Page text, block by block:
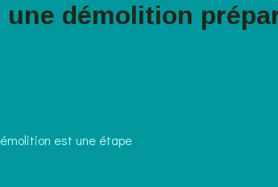
démolition
est une étape